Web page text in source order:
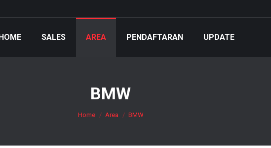
SALES AREA PENDAFTARAN UPDATE
BMW
Home Area BMW